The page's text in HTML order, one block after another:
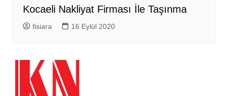
Kocaeli Nakliyat Firması İle Taşınma
fisiara 16 Eylül 2020